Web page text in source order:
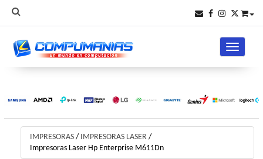
Toggle
IMPRESORAS / IMPRESORAS LASER /
Impresoras Laser Hp Enterprise M611Dn